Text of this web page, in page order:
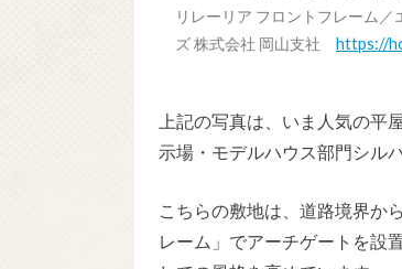
リレーリア フロントフレーム
ズ 株式会社 岡山支社 https://
上記の写真は、いま人気の平
示場・モデルハウス部門シル
こちらの敷地は、道路境界か
レーム」でアーチゲートを設